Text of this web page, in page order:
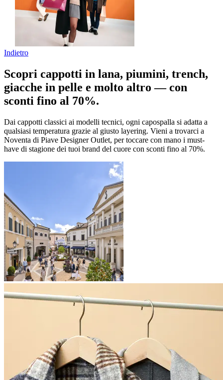
Indietro
Scopri cappotti in lana, piumini, trench,
giacche in pelle e molto altro — con
sconti fino al 70%.
Dai cappotti classici ai modelli tecnici, ogni capospalla si adatta a
qualsiasi temperatura grazie al giusto layering. Vieni a trovarci a
Noventa di Piave Designer Outlet, per toccare con mano i must-
have di stagione dei tuoi brand del cuore con sconti fino al 70%.